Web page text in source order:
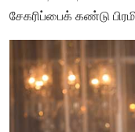
சேகரிப்பைக் கண்டு